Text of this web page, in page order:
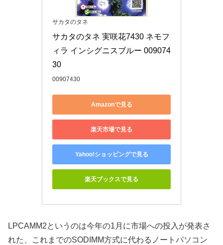
サカタのタネ
サカタのタネ 実咲花7430 ネモフ
ィラ インシグニスブルー 009074
30
00907430
Amazonで見る
楽天市場で見る
Yahoo!ショッピングで見る
楽天ブックスで見る
LPCAMM2というのは今年の1月に市場への投入が発表さ
れた、これまでのSODIMM方式に代わるノートパソコン